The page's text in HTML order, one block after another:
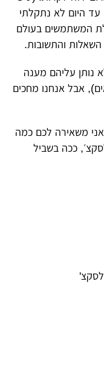
היום לא נתקלתי
המשתמשים בעולם
השאלות והתשובות.
נותן עליהם מענה
אבל אנחנו מחכים
משאירה לכם כמה
ככה בשביל
לסקצ'